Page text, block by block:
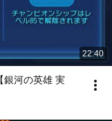
22:40
銀河の英雄 実